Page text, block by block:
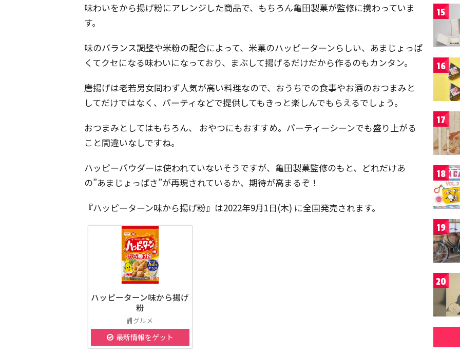
味わいをから揚げ粉にアレンジした商品で、もちろん亀田製菓が監修に携わっていま
す。
味のバランス調整や米粉の配合によって、米菓のハッピーターンらしい、あまじょっぱ
くてクセになる味わいになっており、まぶして揚げるだけだから作るのもカンタン。
唐揚げは老若男女問わず人気が高い料理なので、おうちでの食事やお酒のおつまみと
してだけではなく、パーティなどで提供してもきっと楽しんでもらえるでしょう。
おつまみとしてはもちろん、 おやつにもおすすめ。パーティーシーンでも盛り上がる
こと間違いなしですね。
ハッピーパウダーは使われていないそうですが、亀田製菓監修のもと、どれだけあ
の”あまじょっぱさ”が再現されているか、期待が高まるぞ！
『ハッピーターン味から揚げ粉』は2022年9月1日(木) に全国発売されます。
ハッピーターン味から揚げ
粉
グルメ
最新情報をゲット
15
16
17
18
19
20